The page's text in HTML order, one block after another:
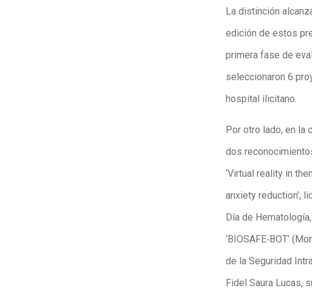
La distinción
edición de estos
primera fase de
seleccionaron 6
hospital ilicitano.
Por otro lado, en la
dos
‘Virtual reality in
anxiety reduction’,
Día de
‘BIOSAFE‑BOT’
de la Seguridad
Fidel Saura Lucas,